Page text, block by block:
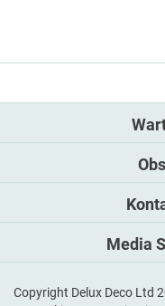
Media
Copyright Delux Deco Ltd